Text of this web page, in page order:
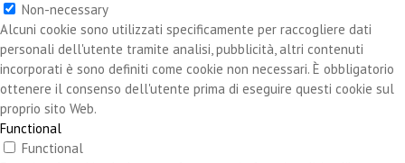
Non-necessary
Alcuni cookie sono utilizzati specificamente per raccogliere dati
personali dell'utente tramite analisi, pubblicità, altri contenuti
incorporati è sono definiti come cookie non necessari. È obbligatorio
ottenere il consenso dell'utente prima di eseguire questi cookie sul
proprio sito Web.
Functional
Functional